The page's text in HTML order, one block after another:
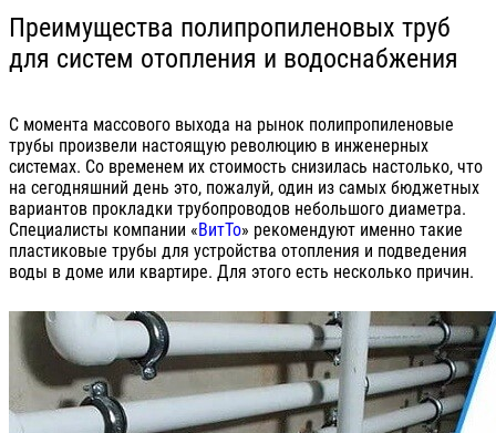
Преимущества полипропиленовых труб
для систем отопления и водоснабжения
С момента массового выхода на рынок полипропиленовые
трубы произвели настоящую революцию в инженерных
системах. Со временем их стоимость снизилась настолько, что
на сегодняшний день это, пожалуй, один из самых бюджетных
вариантов прокладки трубопроводов небольшого диаметра.
Специалисты компании «ВитТо» рекомендуют именно такие
пластиковые трубы для устройства отопления и подведения
воды в доме или квартире. Для этого есть несколько причин.